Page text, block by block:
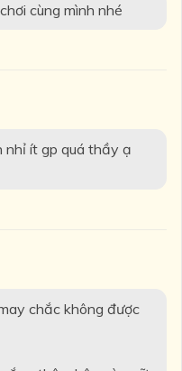
cùng mình nhé
nhỉ ít gp quá thầy ạ
chắc không được